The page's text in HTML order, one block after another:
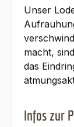
Unser
macht,
das
Infos zur